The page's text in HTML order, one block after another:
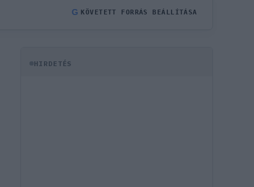
G KÖVETETT FORRÁS BEÁLLÍTÁSA
HIRDETÉS